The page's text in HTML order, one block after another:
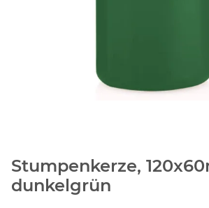
Stumpenkerze,
dunkelgrün